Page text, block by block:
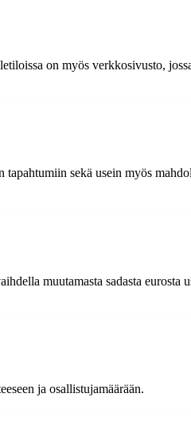
on myös verkkosivusto,
sekä usein myös
muutamasta sadasta eurosta
ja osallistujamäärään.